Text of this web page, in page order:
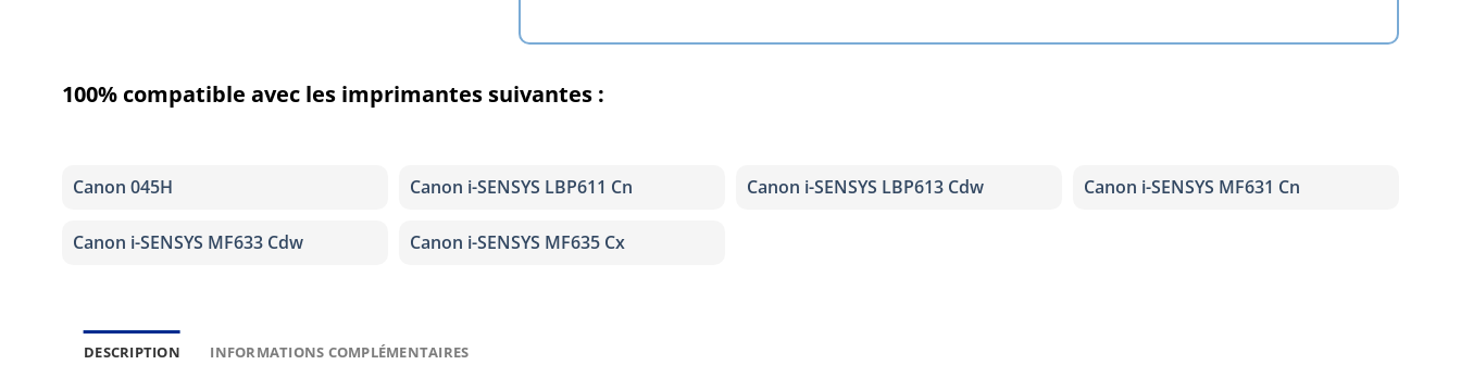
100% compatible avec les imprimantes suivantes :
Canon 045H Canon i-SENSYS LBP611 Cn Canon i-SENSYS LBP613 Cdw Canon i-SENSYS MF631 Cn
Canon i-SENSYS MF633 Cdw Canon i-SENSYS MF635 Cx
DESCRIPTION INFORMATIONS COMPLÉMENTAIRES